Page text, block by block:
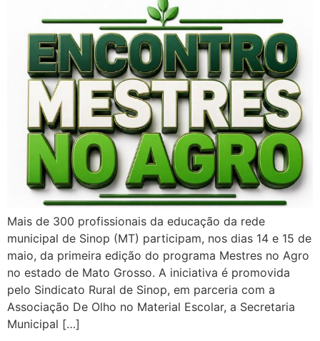
Mais de 300 profissionais da educação da rede
municipal de Sinop (MT) participam, nos dias 14 e 15 de
maio, da primeira edição do programa Mestres no Agro
no estado de Mato Grosso. A iniciativa é promovida
pelo Sindicato Rural de Sinop, em parceria com a
Associação De Olho no Material Escolar, a Secretaria
Municipal […]